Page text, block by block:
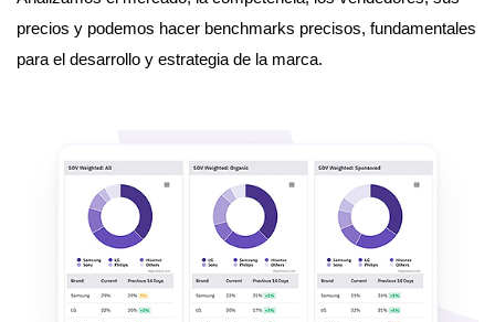
precios y podemos hacer benchmarks precisos, fundamentales
para el desarrollo y estrategia de la marca.